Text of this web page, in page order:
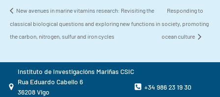
New avenues in marine vitamins research: Revisiting the
classical biological questions and exploring new functions in
the carbon, nitrogen, sulfur and iron cycles
Responding to
society, promoting
ocean culture
Instituto de Investigacións Mariñas CSIC
Rua Eduardo Cabello 6
36208 Vigo
+34 986 23 19 30